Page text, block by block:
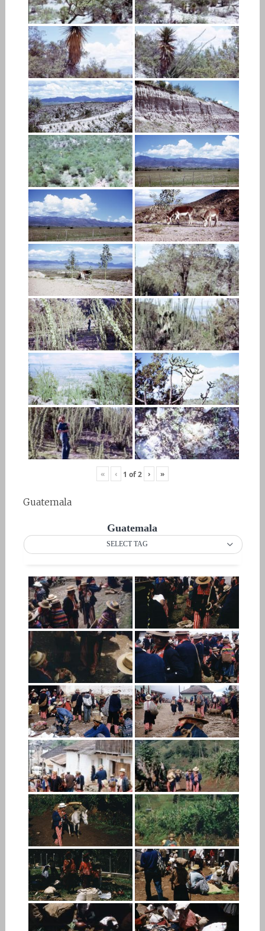
« ‹ 1 of2 › »
Guatemala
Guatemala
SELECT TAG